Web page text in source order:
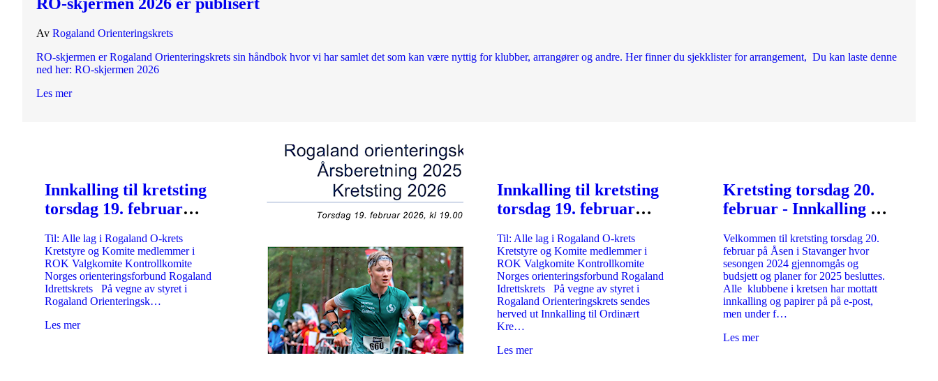
RO-skjermen 2026 er publisert
Av Rogaland Orienteringskrets
RO-skjermen er Rogaland Orienteringskrets sin håndbok hvor vi har samlet det som kan være nyttig for klubber, arrangører og andre. Her finner du sjekklister for arrangement, Du kan laste denne
ned her: RO-skjermen 2026
Les mer
Innkalling til kretsting
torsdag 19. februar
Til: Alle lag i Rogaland O-krets
Kretstyre og Komite medlemmer i
ROK Valgkomite Kontrollkomite
Norges orienteringsforbund Rogaland
Idrettskrets På vegne av styret i
Rogaland Orienteringsk…
Les mer
Innkalling til kretsting
torsdag 19. februar
Til: Alle lag i Rogaland O-krets
Kretstyre og Komite medlemmer i
ROK Valgkomite Kontrollkomite
Norges orienteringsforbund Rogaland
Idrettskrets På vegne av styret i
Rogaland Orienteringskrets sendes
herved ut Innkalling til Ordinært
Kre…
Les mer
Kretsting torsdag 20.
februar - Innkalling og
Velkommen til kretsting torsdag 20.
februar på Åsen i Stavanger hvor
sesongen 2024 gjennomgås og
budsjett og planer for 2025 besluttes.
Alle klubbene i kretsen har mottatt
innkalling og papirer på på e-post,
men under f…
Les mer